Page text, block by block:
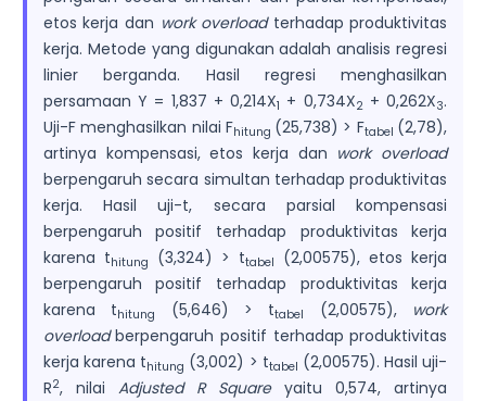
etos kerja dan work overloadterhadap produktivitas
kerja. Metode yang digunakan adalah analisis regresi
linier berganda. Hasil regresi menghasilkan
persamaan Y = 1,837 + 0,214X1 + 0,734X2 + 0,262X3.
Uji-F menghasilkan nilai Fhitung (25,738) > Ftabel (2,78),
artinya kompensasi, etos kerja dan work overload
berpengaruh secara simultan terhadap produktivitas
kerja. Hasil uji-t, secara parsial kompensasi
berpengaruh positif terhadap produktivitas kerja
karena thitung (3,324) > ttabel
(2,00575), etos kerja
berpengaruh positif terhadap produktivitas kerja
karena thitung (5,646) > ttabel (2,00575), work
overloadberpengaruh positif terhadap produktivitas
kerja karena thitung (3,002) > ttabel (2,00575). Hasil uji-
R2, nilai Adjusted R Squareyaitu 0,574, artinya